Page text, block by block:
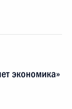
экономика»